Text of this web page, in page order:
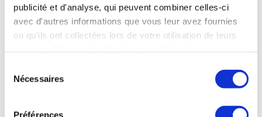
publicité et d'analyse, qui peuvent combiner celles-ci
avec d'autres informations que vous leur avez fournies
ou qu'ils ont collectées lors de votre utilisation de leurs
Nécessaires
Préférences
notamment grâce à une diversification réussie et une belle
performance industrielle. Il a livré au total 206 appareils
vise désormais une expansion en Europe avec son appareil
militaire C-390 et investit également dans des avions
le marché des moyen-courriers, avec pour objectif de défier
Le Monde du 1er mars